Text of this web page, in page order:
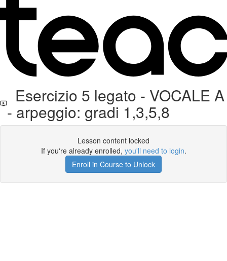
Esercizio 5 legato - VOCALE A
- arpeggio: gradi 1,3,5,8
Lesson content locked
If you're already enrolled, you'll need to login.
Enroll in Course to Unlock